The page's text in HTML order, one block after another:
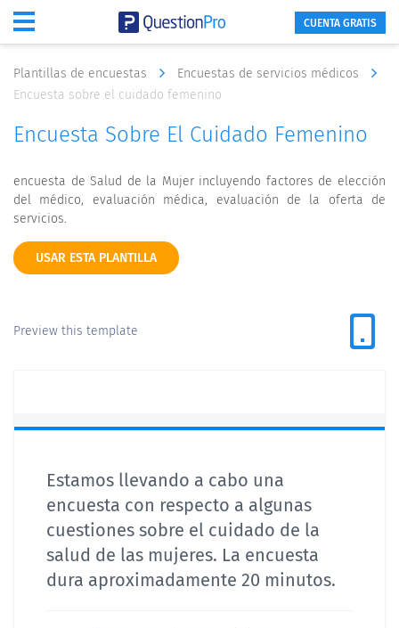
CUENTA GRATIS
Plantillas de encuestas
Encuestas de servicios médicos
Encuesta sobre el cuidado femenino
Encuesta Sobre El Cuidado Femenino
encuesta de Salud de la Mujer incluyendo factores de elección
del médico, evaluación médica, evaluación de la oferta de
servicios.
USAR ESTA PLANTILLA
Preview this template